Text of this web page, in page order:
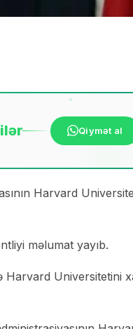
Qiymət al
Harvard
məlumat yayıb.
Harvard Universitetini